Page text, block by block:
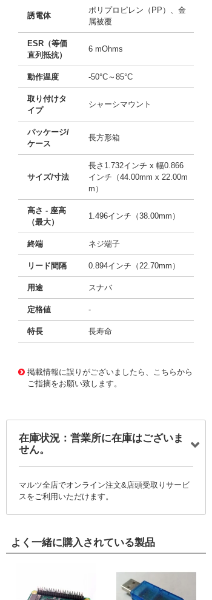
誘電体
ポリプロピレン（PP）、金
属被覆
ESR（等価
直列抵抗）
6 mOhms
動作温度 -50°C～85°C
取り付けタ
イプ
シャーシマウント
パッケージ/
ケース
長方形箱
サイズ/寸法
長さ1.732インチ x 幅0.866
インチ（44.00mm x 22.00m
m）
高さ - 座高
（最大）
1.496インチ（38.00mm）
終端 ネジ端子
リード間隔 0.894インチ（22.70mm）
用途 スナバ
定格値 -
特長 長寿命
掲載情報に誤りがございましたら、こちらから
ご指摘をお願い致します。
在庫状況：営業所に在庫はございま
せん。
マルツ全店でオンライン注文&店頭受取りサービ
スをご利用いただけます。
よく一緒に購入されている製品